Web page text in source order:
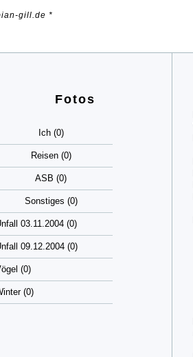
gill.de *
Fotos
Ich (0)
Reisen (0)
ASB (0)
Sonstiges (0)
03.11.2004 (0)
09.12.2004 (0)
(0)
(0)